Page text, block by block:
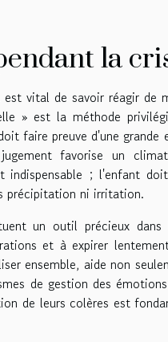
la
vital de savoir réagir de
» est la méthode
faire preuve d'une grande
favorise un
indispensable ; l'enfant
précipitation ni irritation.
un outil précieux dans
et à expirer
ensemble, aide non
de gestion des
de leurs colères est